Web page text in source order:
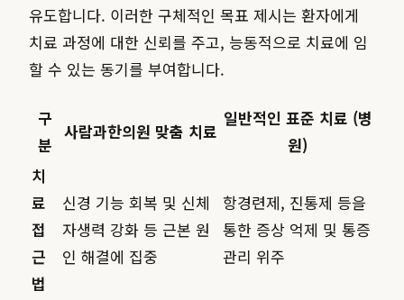
유도합니다. 이러한 구체적인 목표 제시는 환자에게
치료 과정에 대한 신뢰를 주고, 능동적으로 치료에 임
할 수 있는 동기를 부여합니다.
구
분
사람과한의원 맞춤 치료
일반적인 표준 치료 (병
원)
치
료
접
근
법
신경 기능 회복 및 신체
자생력 강화 등 근본 원
인 해결에 집중
항경련제, 진통제 등을
통한 증상 억제 및 통증
관리 위주